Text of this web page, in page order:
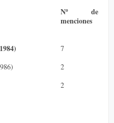
Nº de
menciones
7
2
2